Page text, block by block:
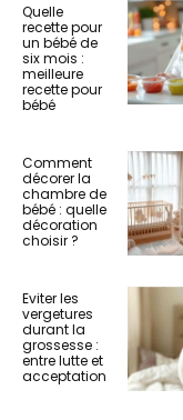
Quelle
recette pour
un bébé de
six mois :
meilleure
recette pour
bébé
Comment
décorer la
chambre de
bébé : quelle
décoration
choisir ?
Eviter les
vergetures
durant la
grossesse :
entre lutte et
acceptation